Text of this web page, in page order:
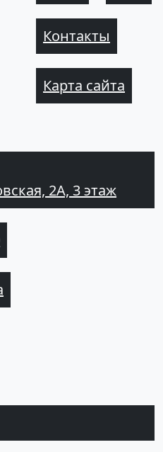
Контакты
Карта сайта
2А, 3 этаж